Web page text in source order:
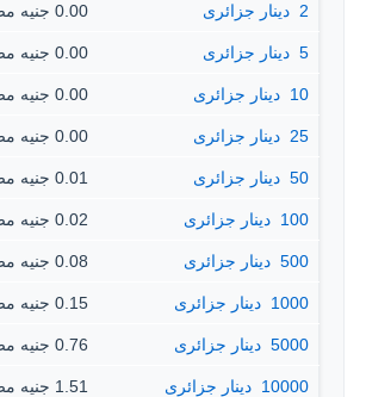
2 ‏ دينار جزائرى 0.00 جنيه مصرى
5 ‏ دينار جزائرى 0.00 جنيه مصرى
10 ‏ دينار جزائرى 0.00 جنيه مصرى
25 ‏ دينار جزائرى 0.00 جنيه مصرى
50 ‏ دينار جزائرى 0.01 جنيه مصرى
100 ‏ دينار جزائرى 0.02 جنيه مصرى
500 ‏ دينار جزائرى 0.08 جنيه مصرى
1000 ‏ دينار جزائرى 0.15 جنيه مصرى
5000 ‏ دينار جزائرى 0.76 جنيه مصرى
10000 ‏ دينار جزائرى 1.51 جنيه مصرى